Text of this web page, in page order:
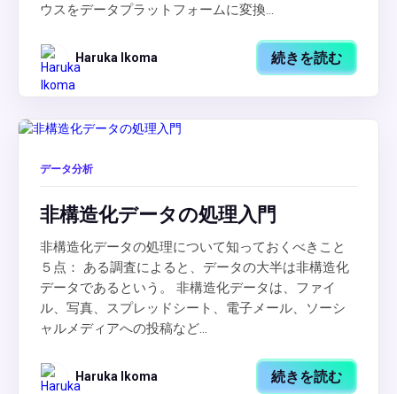
ウスをデータプラットフォームに変換...
Haruka Ikoma 続きを読む
データ分析
非構造化データの処理入門
非構造化データの処理について知っておくべきこと
５点： ある調査によると、データの大半は非構造化
データであるという。 非構造化データは、ファイ
ル、写真、スプレッドシート、電子メール、ソーシ
ャルメディアへの投稿など...
Haruka Ikoma 続きを読む